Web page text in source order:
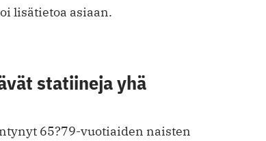
lisätietoa asiaan.
statiineja yhä
65?79-vuotiaiden naisten